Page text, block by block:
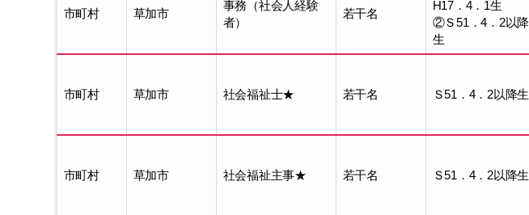
市町村 草加市
事務（社会人経験
者）
若干名
H17．4．1生
②Ｓ51．4．2以降
生
市町村 草加市 社会福祉士★ 若干名 Ｓ51．4．2以降生
市町村 草加市 社会福祉主事★ 若干名 Ｓ51．4．2以降生